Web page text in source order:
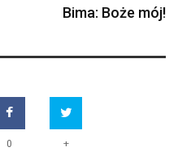
Bima: Boże mój!
0 +